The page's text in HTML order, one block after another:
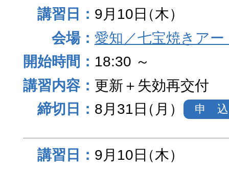
9月10日（木）
愛知／七宝焼きア
18:30 ～
更新＋失効再交付
8月31日（月） 申 込
9月10日（木）